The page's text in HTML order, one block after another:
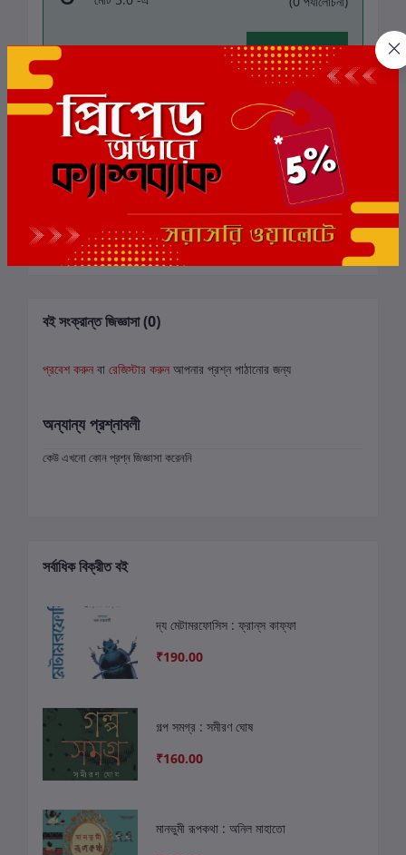
বই-এ রেটিং দিন
এই বইয়ের জন্য এখনও কোন পর্যালোচনা নেই
সংশ্লিষ্ট বই
বই সংক্রান্ত জিজ্ঞাসা (0)
প্রবেশ করুন বা রেজিস্টার করুন আপনার প্রশ্ন পাঠানোর জন্য
অন্যান্য প্রশ্নাবলী
কেউ এখনো কোন প্রশ্ন জিজ্ঞাসা করেননি
সর্বাধিক বিক্রীত বই
দ্য মেটামরফোসিস : ফ্রান্‌স কাফ্ফা
₹190.00
গল্প সমগ্র : সমীরণ ঘোষ
₹160.00
মানভুমী রূপকথা : অনিল মাহাতো